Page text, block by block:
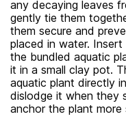
any decaying leaves
gently tie them
them secure and
placed in water.
the bundled aquatic
it in a small clay pot.
aquatic plant directly
dislodge it when they
anchor the plant more